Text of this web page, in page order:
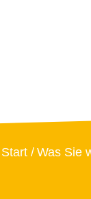
Start Was Sie